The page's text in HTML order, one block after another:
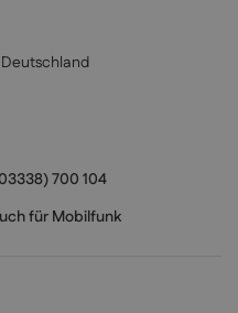
Deutschland
700 104
für Mobilfunk